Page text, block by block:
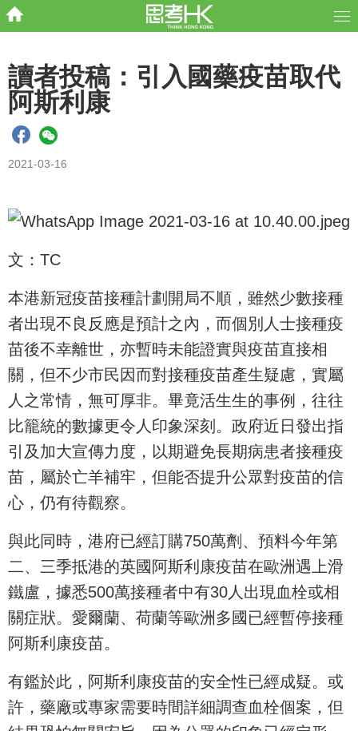
讀者投稿：引入國藥疫苗取代
阿斯利康
2021-03-16
文：TC
本港新冠疫苗接種計劃開局不順，雖然少數接種
者出現不良反應是預計之內，而個別人士接種疫
苗後不幸離世，亦暫時未能證實與疫苗直接相
關，但不少市民因而對接種疫苗產生疑慮，實屬
人之常情，無可厚非。畢竟活生生的事例，往往
比籠統的數據更令人印象深刻。政府近日發出指
引及加大宣傳力度，以期避免長期病患者接種疫
苗，屬於亡羊補牢，但能否提升公眾對疫苗的信
心，仍有待觀察。
與此同時，港府已經訂購750萬劑、預料今年第
二、三季抵港的英國阿斯利康疫苗在歐洲遇上滑
鐵盧，據悉500萬接種者中有30人出現血栓或相
關症狀。愛爾蘭、荷蘭等歐洲多國已經暫停接種
阿斯利康疫苗。
有鑑於此，阿斯利康疫苗的安全性已經成疑。或
許，藥廠或專家需要時間詳細調查血栓個案，但